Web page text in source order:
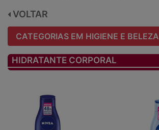
VOLTAR
CATEGORIAS EM HIGIENE E BELEZA
HIDRATANTE CORPORAL